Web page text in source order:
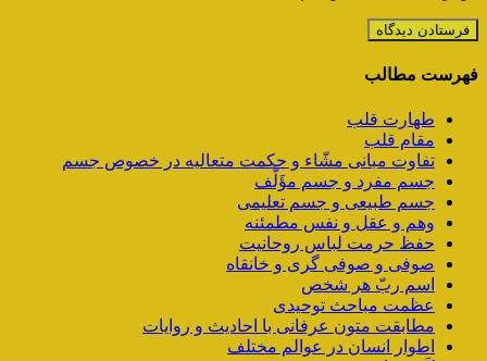
فهرست مطالب
طهارت قلب
مقام قلب
تفاوت مبانی مشّاء و حکمت متعالیه در خصوص جسم
جسم مفرد و جسم مؤَلَّف
جسم طبیعی و جسم تعلیمی
وهم و عقل و نفس مطمئنه
حفظ حرمت لباس روحانیت
صوفی و صوفی گری و خانقاه
اسم ربّ هر شخص
عظمت مباحث توحیدی
مطابقت متون عرفانی با احادیث و روایات
اطوار انسان در عوالم مختلف